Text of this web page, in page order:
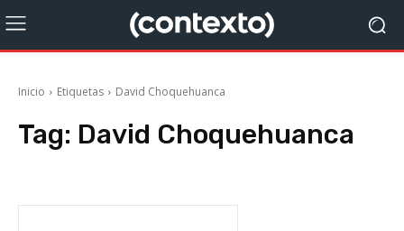
Inicio Etiquetas David Choquehuanca
Tag: David Choquehuanca